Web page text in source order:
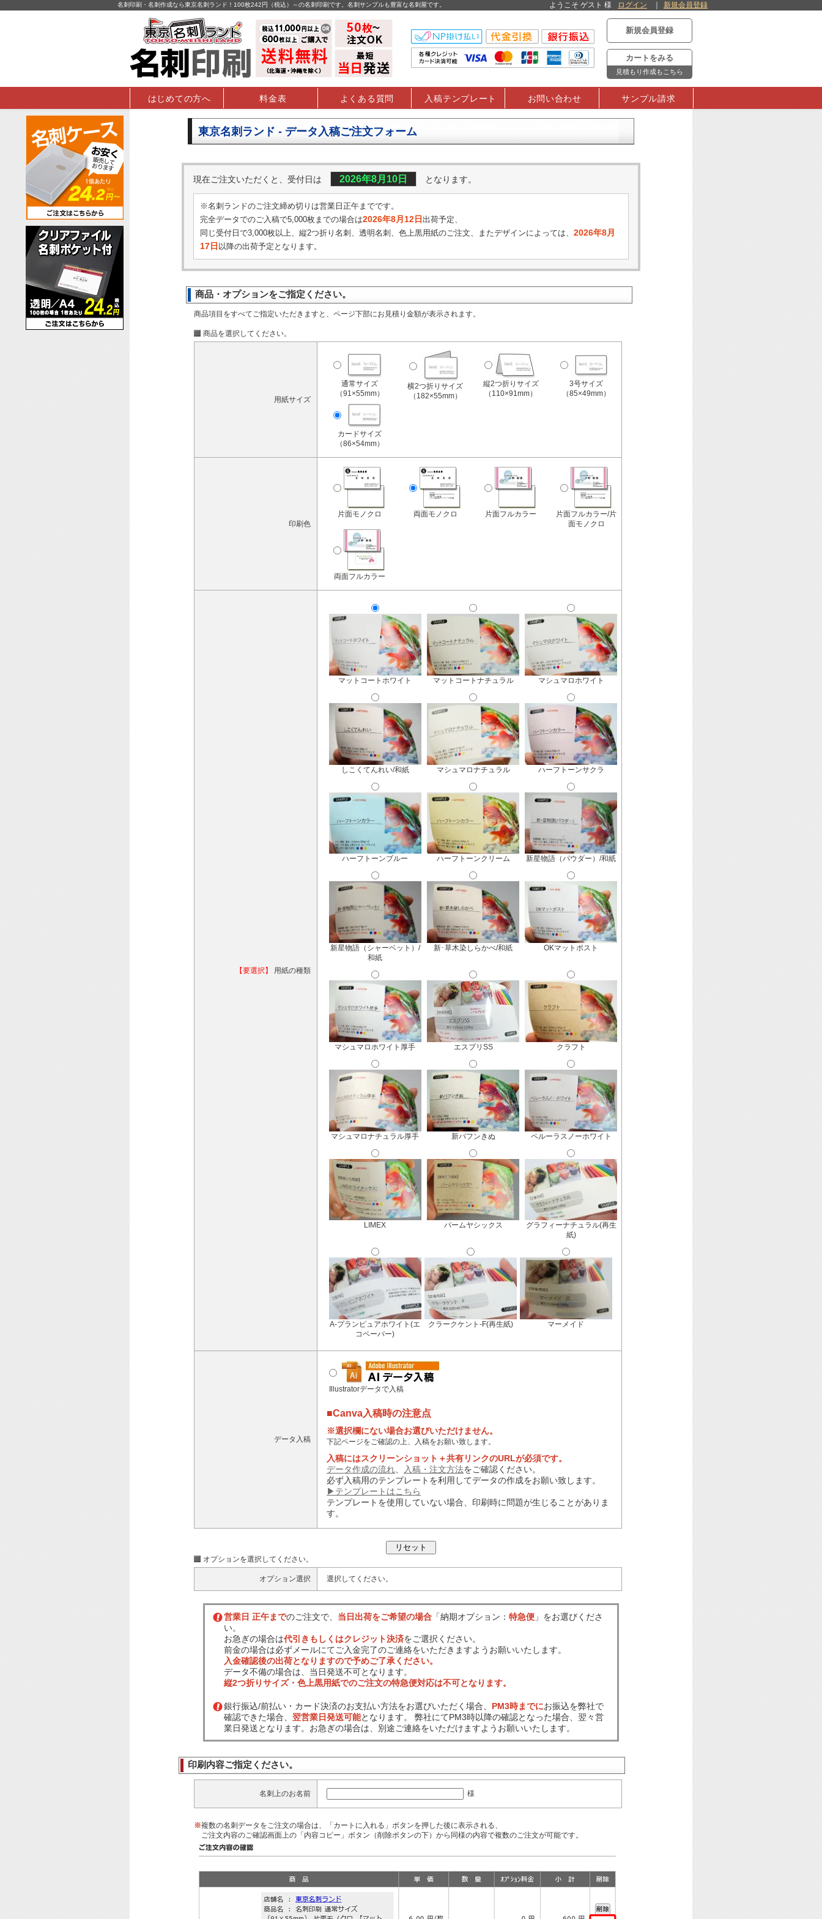
名刺印刷・名刺作成なら東京名刺ランド！100枚242円（税込）～の名刺印刷です。名刺サンプルも豊富な名刺屋です。 ようこそ ゲスト 様 ログイン 新規会員登録
新規会員登録
カートをみる
見積もり作成もこちら
はじめての方へ 料金表 よくある質問 入稿テンプレート お問い合わせ サンプル請求
東京名刺ランド - データ入稿ご注文フォーム
現在ご注文いただくと、受付日は 2026年8月10日 となります。
※名刺ランドのご注文締め切りは営業日正午までです。
完全データでのご入稿で5,000枚までの場合は2026年8月12日 出荷予定、
同じ受付日で3,000枚以上、縦2つ折り名刺、透明名刺、 色上黒用紙のご注文、またデザインによっては、 2026年8月
17日 以降の出荷予定となります。
商品・オプションをご指定ください。
商品項目をすべてご指定いただきますと、ページ下部にお見積り金額が表示されます。
商品を選択してください。
用紙サイズ
通常サイズ
（91×55mm）
横2つ折りサイズ
（182×55mm）
縦2つ折りサイズ
（110×91mm）
3号サイズ
（85×49mm）
カードサイズ
（86×54mm）
印刷色
片面モノクロ 両面モノクロ 片面フルカラー
片面フルカラー/片
面モノクロ
両面フルカラー
【要選択】 用紙の種類
マットコートホワイト マットコートナチュラル マシュマロホワイト
しこくてんれい/和紙 マシュマロナチュラル ハーフトーンサクラ
ハーフトーンブルー ハーフトーンクリーム 新星物語（パウダー）/和紙
新星物語（シャーベット）/
和紙
新･草木染しらかべ/和紙 OKマットポスト
マシュマロホワイト厚手 エスプリSS クラフト
マシュマロナチュラル厚手 新バフンきぬ ペルーラスノーホワイト
LIMEX パームヤシックス
グラフィーナチュラル(再生
紙)
A-プランピュアホワイト(エ
コペーパー)
クラークケント-F(再生紙) マーメイド
データ入稿
Illustratorデータで入稿
■Canva入稿時の注意点
※選択欄にない場合お選びいただけません。
下記ページをご確認の上、入稿をお願い致します。
入稿にはスクリーンショット＋共有リンクのURLが必須です。
データ作成の流れ
入稿・注文方法をご確認ください。
必ず入稿用のテンプレートを利用してデータの作成をお願い致します。
▶テンプレートはこちら
テンプレートを使用していない場合、印刷時に問題が生じることがありま
す。
オプションを選択してください。
オプション選択 選択してください。
営業日 正午までのご注文で、 当日出荷をご希望の場合 「納期オプション： 特急便 」をお選びくださ
い。
お急ぎの場合は代引きもしくはクレジット決済をご選択ください。
前金の場合は必ずメールにてご入金完了のご連絡をいただきますようお願いいたします。
入金確認後の出荷となりますので予めご了承ください。
データ不備の場合は、当日発送不可となります。
縦2つ折りサイズ・色上黒用紙でのご注文の特急便対応は不可となります。
銀行振込/前払い・カード決済のお支払い方法をお選びいただく場合、 PM3時までにお振込を弊社で
確認できた場合、 翌営業日発送可能となります。 弊社にてPM3時以降の確認となった場合、翌々営
業日発送となります。お急ぎの場合は、別途ご連絡をいただけますようお願いいたします。
印刷内容ご指定ください。
名刺上のお名前 様
※複数の名刺データをご注文の場合は、「カートに入れる」ボタンを押した後に表示される、
ご注文内容のご確認画面上の「内容コピー」ボタン（削除ボタンの下）から同様の内容で複数のご注文が可能です。